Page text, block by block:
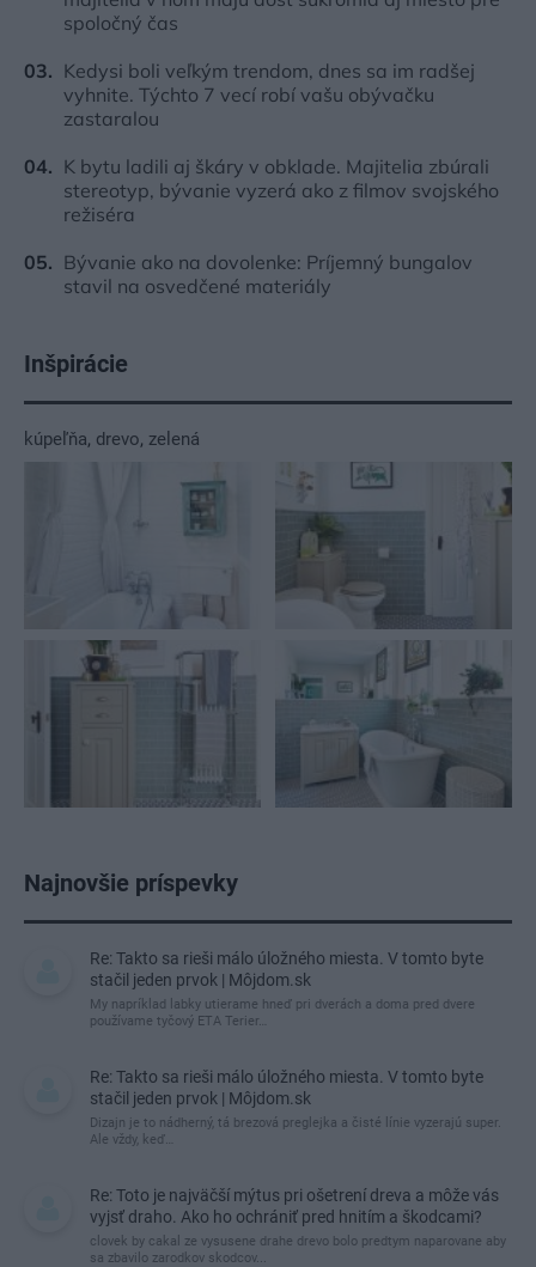
spoločný čas
Kedysi boli veľkým trendom, dnes sa im radšej
vyhnite. Týchto 7 vecí robí vašu obývačku
zastaralou
K bytu ladili aj škáry v obklade. Majitelia zbúrali
stereotyp, bývanie vyzerá ako z filmov svojského
režiséra
Bývanie ako na dovolenke: Príjemný bungalov
stavil na osvedčené materiály
Inšpirácie
kúpeľňa, drevo, zelená
Najnovšie príspevky
Re: Takto sa rieši málo úložného miesta. V tomto byte
stačil jeden prvok | Môjdom.sk
My napríklad labky utierame hneď pri dverách a doma pred dvere
používame tyčový ETA Terier…
Re: Takto sa rieši málo úložného miesta. V tomto byte
stačil jeden prvok | Môjdom.sk
Dizajn je to nádherný, tá brezová preglejka a čisté línie vyzerajú super.
Ale vždy, keď…
Re: Toto je najväčší mýtus pri ošetrení dreva a môže vás
vyjsť draho. Ako ho ochrániť pred hnitím a škodcami?
clovek by cakal ze vysusene drahe drevo bolo predtym naparovane aby
sa zbavilo zarodkov skodcov...